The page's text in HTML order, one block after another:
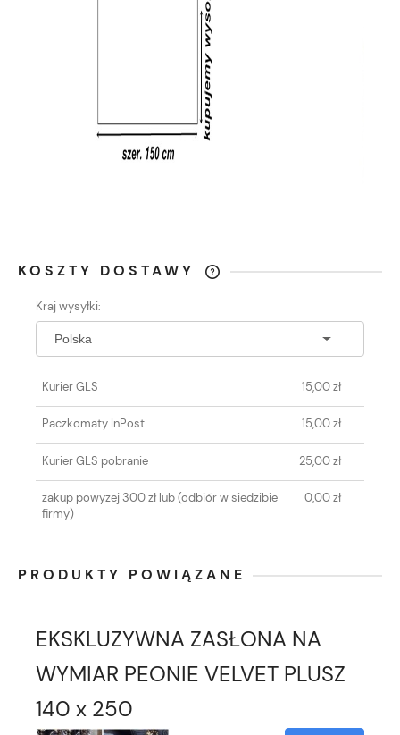
KOSZTY DOSTAWY
KOSZTÓW PŁATNOŚCI
Kraj wysyłki:
Kurier GLS 15,00 zł
Paczkomaty InPost 15,00 zł
Kurier GLS pobranie 25,00 zł
zakup powyżej 300 zł lub(odbiór w siedzibie
firmy)
0,00 zł
PRODUKTY POWIĄZANE
EKSKLUZYWNA ZASŁONA NA
WYMIAR PEONIE VELVET PLUSZ
140 x 250